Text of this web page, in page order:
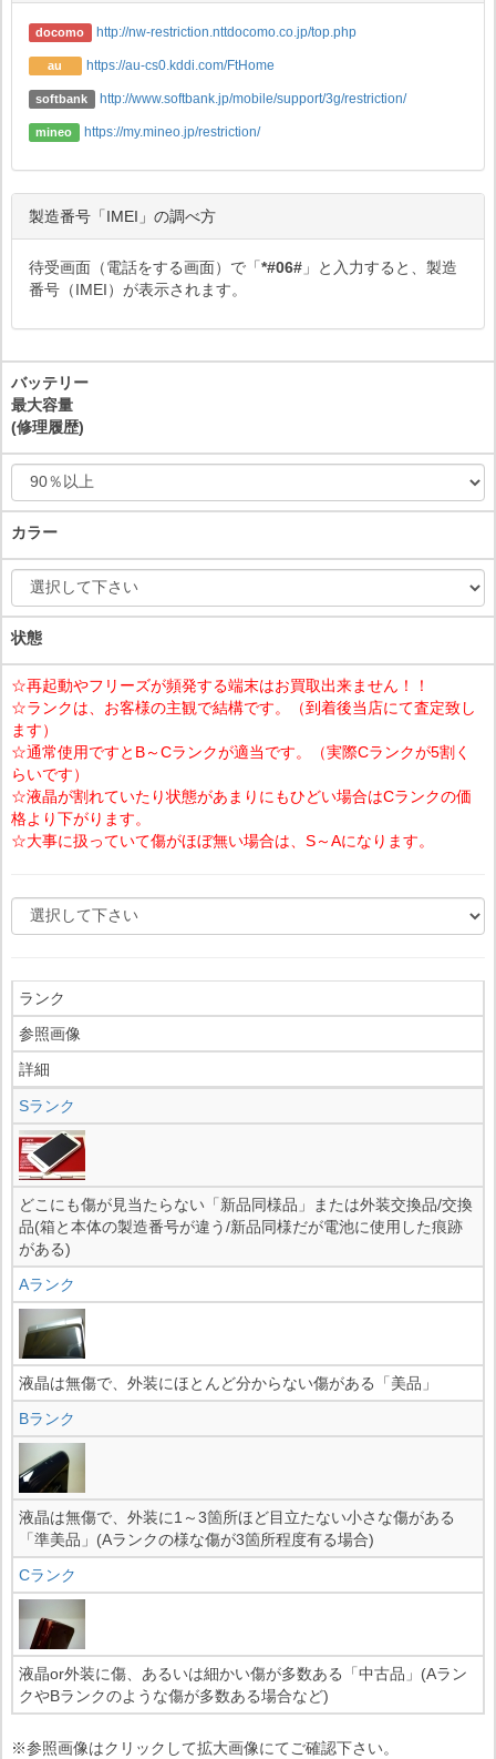
docomo http://nw-restriction.nttdocomo.co.jp/top.php
au https://au-cs0.kddi.com/FtHome
softbank http://www.softbank.jp/mobile/support/3g/restriction/
mineo https://my.mineo.jp/restriction/
製造番号「IMEI」の調べ方
待受画面（電話をする画面）で「*#06# 」と入力すると、製造
番号（IMEI）が表示されます。
バッテリー
最大容量
(修理履歴)
カラー
状態
☆再起動やフリーズが頻発する端末はお買取出来ません！！
☆ランクは、お客様の主観で結構です。（到着後当店にて査定致し
ます）
☆通常使用ですとB～Cランクが適当です。（実際Cランクが5割く
らいです）
☆液晶が割れていたり状態があまりにもひどい場合はCランクの価
格より下がります。
☆大事に扱っていて傷がほぼ無い場合は、S～Aになります。
ランク
参照画像
詳細
Sランク
どこにも傷が見当たらない「新品同様品」または外装交換品/交換
品(箱と本体の製造番号が違う/新品同様だが電池に使用した痕跡
がある)
Aランク
液晶は無傷で、外装にほとんど分からない傷がある「美品」
Bランク
液晶は無傷で、外装に1～3箇所ほど目立たない小さな傷がある
「準美品」(Aランクの様な傷が3箇所程度有る場合)
Cランク
液晶or外装に傷、あるいは細かい傷が多数ある「中古品」(Aラン
クやBランクのような傷が多数ある場合など)
※参照画像はクリックして拡大画像にてご確認下さい。